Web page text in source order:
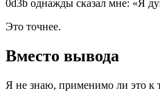
0d3b однажды сказал мне: «Я
Это точнее.
Вместо вывода
Я не знаю, применимо ли это к